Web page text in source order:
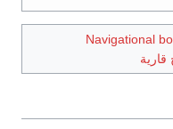
Navigational